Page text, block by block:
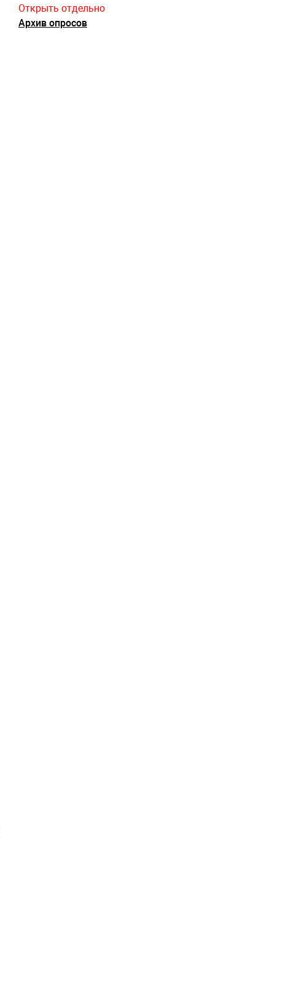
Открыть отдельно
Архив опросов